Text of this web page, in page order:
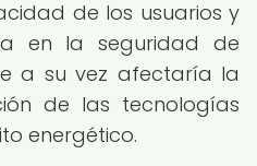
de los usuarios y
en la seguridad de
a su vez afectaría la
de las tecnologías
energético.